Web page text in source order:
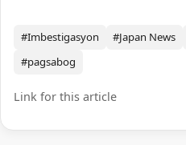
#Imbestigasyon #Japan News
#pagsabog
Link for this article